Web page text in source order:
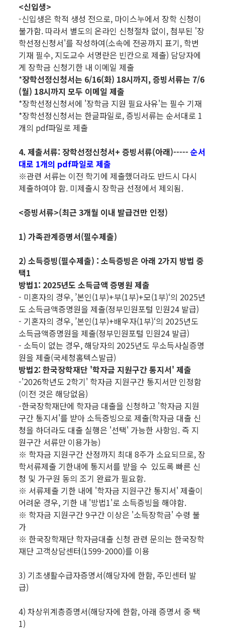
<신입생>
-신입생은 학적 생성 전으로, 마이스누에서 장학 신청이
불가함. 따라서 별도의 온라인 신청절차 없이, 첨부된 '장
학선정신청서'를 작성하여(소속에 전공까지 표기, 학번
기재 필수, 지도교수 서명란은 빈칸으로 제출) 담당자에
게 장학금 신청기한 내 이메일 제출
*장학선정신청서는 6/16(화) 18시까지, 증빙서류는 7/6
(월) 18시까지 모두 이메일 제출
*장학선정신청서에 '장학금 지원 필요사유'는 필수 기재
*장학선정신청서는 한글파일로, 증빙서류는 순서대로 1
개의 pdf파일로 제출
4. 제출서류: 장학선정신청서+ 증빙서류(아래)-----순서
대로 1개의 pdf파일로 제출
※관련 서류는 이전 학기에 제출했더라도 반드시 다시
제출하여야 함. 미제출시 장학금 선정에서 제외됨.
<증빙서류>(최근 3개월 이내 발급건만 인정)
1) 가족관계증명서(필수제출)
2) 소득증빙(필수제출) : 소득증빙은 아래 2가지 방법 중
택1
방법1: 2025년도 소득금액 증명원 제출
- 미혼자의 경우, ’본인(1부)+부(1부)+모(1부)‘의 2025년
도 소득금액증명원을 제출(정부민원포털 민원24 발급)
- 기혼자의 경우, ’본인(1부)+배우자(1부)‘의 2025년도
소득금액증명원을 제출(정부민원포털 민원24 발급)
- 소득이 없는 경우, 해당자의 2025년도 무소득사실증명
원을 제출(국세청홈텍스발급)
방법2: 한국장학재단 '학자금 지원구간 통지서' 제출
-'2026학년도 2학기' 학자금 지원구간 통지서만 인정함
(이전 것은 해당없음)
-한국장학재단에 학자금 대출을 신청하고 '학자금 지원
구간 통지서'를 받아 소득증빙으로 제출(학자금 대출 신
청을 하더라도 대출 실행은 '선택' 가능한 사항임. 즉 지
원구간 서류만 이용가능)
※ 학자금 지원구간 산정까지 최대 8주가 소요되므로, 장
학서류제출 기한내에 통지서를 받을 수 있도록 빠른 신
청 및 가구원 동의 조기 완료가 필요함.
※ 서류제출 기한 내에 '학자금 지원구간 통지서' 제출이
어려운 경우, 기한 내 '방법1'로 소득증빙을 해야함.
※ 학자금 지원구간 9구간 이상은 '소득장학금' 수령 불
가
※ 한국장학재단 학자금대출 신청 관련 문의는 한국장학
재단 고객상담센터(1599-2000)를 이용
3) 기초생활수급자증명서(해당자에 한함, 주민센터 발
급)
4) 차상위계층증명서(해당자에 한함, 아래 증명서 중 택
1)